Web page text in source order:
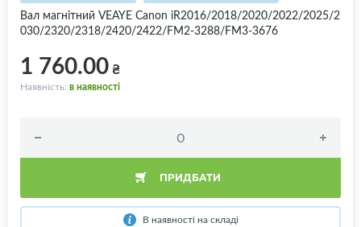
Вал магнітний VEAYE Canon iR2016/2018/2020/2022/2025/2
030/2320/2318/2420/2422/FM2-3288/FM3-3676
1 760.00₴
Наявність: в наявності
ПРИДБАТИ
В наявності на складі